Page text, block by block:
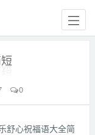
0
舒心祝福语大全简